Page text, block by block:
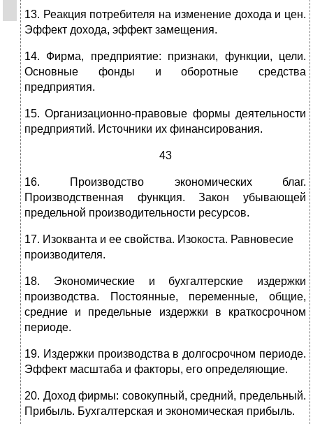
13. Реакция потребителя на изменение дохода и цен.
Эффект дохода, эффект замещения.
14. Фирма, предприятие: признаки, функции, цели.
Основные фонды и оборотные средства
предприятия.
15. Организационно-правовые формы деятельности
предприятий. Ис­точники их финансирования.
43
16. Производство экономических благ.
Производственная функция. Закон убывающей
предельной производительности ресурсов.
17. Изокванта и ее свойства. Изокоста. Равновесие
производителя.
18. Экономические и бухгалтерские издержки
производства. Посто­янные, переменные, общие,
средние и предельные издержки в краткосрочном
периоде.
19. Издержки производства в долгосрочном периоде.
Эффект мас­штаба и факторы, его определяющие.
20. Доход фирмы: совокупный, средний, предельный.
Прибыль. Бух­галтерская и экономическая прибыль.